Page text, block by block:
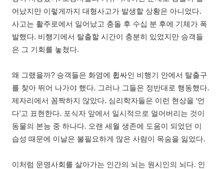
어났지만 이렇게까지 대형사고가 발생할 상황은 아니었다.
사고는 활주로에서 일어났고 충돌 후 수십 분 후에 기체가 폭
발했다. 비행기에서 탈출할 시간이 충분히 있었지만 승객들
은 그 기회를 놓쳤다.
왜 그랬을까? 승객들은 화염에 휩싸인 비행기 안에서 탈출구
를 찾아 뛰어 나가야 했다. 그러나 그들은 정반대로 행동했다.
제자리에서 꼼짝하지 않았다. 심리학자들은 이런 현상을 ‘언
다’고 표현한다. 포식자 앞에서 일시적으로 얼어버리는 것이
동물의 본능 중 하나다. 오랜 세월 생존에 도움이 되었던 이
습성 때문에 이날은 불필요하게 많은 사람이 목숨을 잃었다.
이처럼 문명사회를 살아가는 인간의 뇌는 원시인의 뇌다. 인